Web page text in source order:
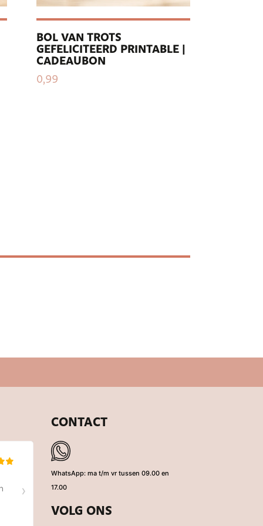
BOL VAN TROTS
GEFELICITEERD PRINTABLE |
CADEAUBON
0,99
CONTACT
WhatsApp: ma t/m vr tussen 09.00 en
17.00
VOLG ONS